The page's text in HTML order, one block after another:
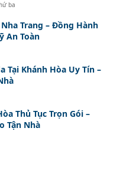
ba
Trang – Đồng Hành
An Toàn
Tại Khánh Hòa Uy Tín –
Thủ Tục Trọn Gói –
Tận Nhà